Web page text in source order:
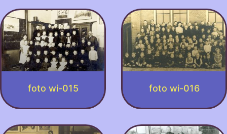
foto wi-015 foto wi-016